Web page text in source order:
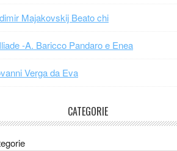
Majakovskij Beato chi
-A. Baricco Pandaro e Enea
Verga da Eva
CATEGORIE